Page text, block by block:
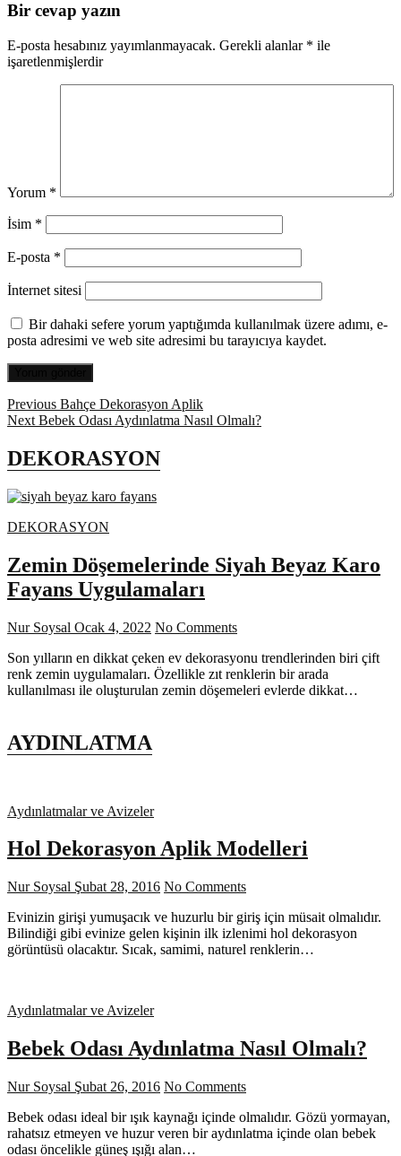
Bir cevap yazın
E-posta hesabınız yayımlanmayacak. Gerekli alanlar * ile
işaretlenmişlerdir
Yorum *
İsim *
E-posta *
İnternet sitesi
Bir dahaki sefere yorum yaptığımda kullanılmak üzere adımı, e-
posta adresimi ve web site adresimi bu tarayıcıya kaydet.
Yazı
dolaşımı
Previous Previous
post:
Bahçe Dekorasyon Aplik
Next Next
Bebek Odası Aydınlatma Nasıl Olmalı?
DEKORASYON
DEKORASYON
Zemin Döşemelerinde Siyah Beyaz Karo
Fayans Uygulamaları
Nur Soysal Ocak 4, 2022 No Comments
Son yılların en dikkat çeken ev dekorasyonu trendlerinden biri çift
renk zemin uygulamaları. Özellikle zıt renklerin bir arada
kullanılması ile oluşturulan zemin döşemeleri evlerde dikkat…
AYDINLATMA
Aydınlatmalar ve Avizeler
Hol Dekorasyon Aplik Modelleri
Nur Soysal Şubat 28, 2016 No Comments
Evinizin girişi yumuşacık ve huzurlu bir giriş için müsait olmalıdır.
Bilindiği gibi evinize gelen kişinin ilk izlenimi hol dekorasyon
görüntüsü olacaktır. Sıcak, samimi, naturel renklerin…
Aydınlatmalar ve Avizeler
Bebek Odası Aydınlatma Nasıl Olmalı?
Nur Soysal Şubat 26, 2016 No Comments
Bebek odası ideal bir ışık kaynağı içinde olmalıdır. Gözü yormayan,
rahatsız etmeyen ve huzur veren bir aydınlatma içinde olan bebek
odası öncelikle güneş ışığı alan…